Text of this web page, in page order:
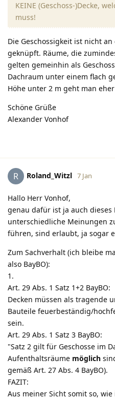
KEINE (Geschoss-)Decke,
muss!
Die Geschossigkeit ist nicht
geknüpft. Räume, die
gelten gemeinhin als
Dachraum unter einem flach
Höhe unter 2 m geht man
Schöne Grüße
Alexander Vonhof
R Roland_Witzl 7 Jan
Hallo Herr Vonhof,
genau dafür ist ja auch dieses
unterschiedliche Meinungen
führen, sind erlaubt, ja sogar
Zum Sachverhalt (ich bleibe
also BayBO):
1.
Art. 29 Abs. 1 Satz 1+2 BayBO:
Decken müssen als tragende
Bauteile feuerbeständig/
sein.
Art. 29 Abs. 1 Satz 3 BayBO:
"Satz 2 gilt für Geschosse im
Aufenthaltsräume möglich
gemäß Art. 27 Abs. 4 BayBO).
FAZIT:
Aus meiner Sicht somit so,